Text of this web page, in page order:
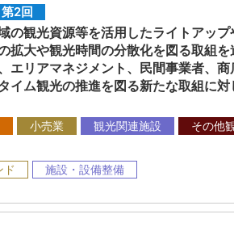
2回
観光資源等を活用したライトアッ
大や観光時間の分散化を図る取組を
リアマネジメント、民間事業者、
イム観光の推進を図る新たな取組に
小売業 観光関連施設
その他
ド 施設・設備整備